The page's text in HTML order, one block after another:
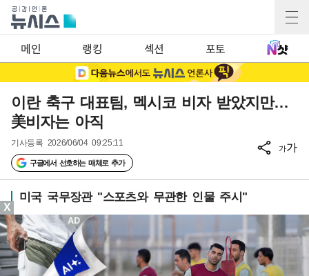
메인 랭킹 섹션 포토
이란 축구 대표팀, 멕시코 비자 받았지만…
美비자는 아직
기사등록 2026/06/04 09:25:11
구글에서 선호하는 매체로 추가
가가
미국 국무장관 "스포츠와 무관한 인물 주시"
X